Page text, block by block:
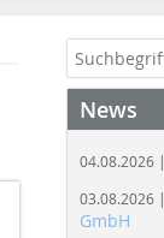
News
04.08.2026 |
03.08.2026 |
GmbH